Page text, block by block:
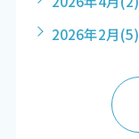
2026年2月(5)